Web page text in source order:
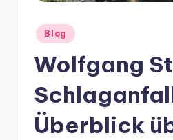
Posted
in
Blog
Wolfgang
Überblick